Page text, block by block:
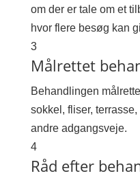
om der er tale om et
hvor flere besøg kan
3
Målrettet
Behandlingen
sokkel, fliser,
andre adgangsveje.
4
Råd efter